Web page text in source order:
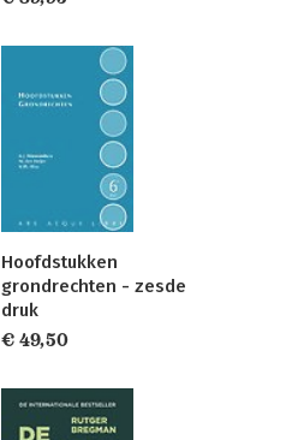
Hoofdstukken
grondrechten - zesde
druk
€ 49,50